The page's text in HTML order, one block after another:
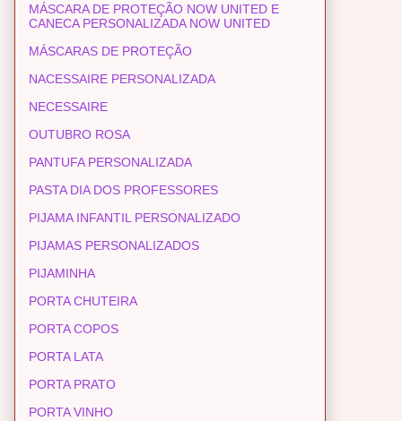
MÁSCARA DE PROTEÇÃO NOW UNITED E
CANECA PERSONALIZADA NOW UNITED
MÁSCARAS DE PROTEÇÃO
NACESSAIRE PERSONALIZADA
NECESSAIRE
OUTUBRO ROSA
PANTUFA PERSONALIZADA
PASTA DIA DOS PROFESSORES
PIJAMA INFANTIL PERSONALIZADO
PIJAMAS PERSONALIZADOS
PIJAMINHA
PORTA CHUTEIRA
PORTA COPOS
PORTA LATA
PORTA PRATO
PORTA VINHO